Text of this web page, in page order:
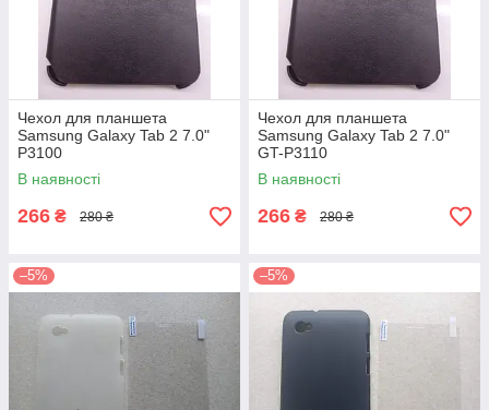
Чехол для планшета
Samsung Galaxy Tab 2 7.0"
P3100
В наявності
266 ₴ 280 ₴
Чехол для планшета
Samsung Galaxy Tab 2 7.0"
GT-P3110
В наявності
266 ₴ 280 ₴
–5% –5%